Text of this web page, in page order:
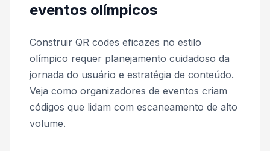
eventos olímpicos
Construir QR codes eficazes no estilo
olímpico requer planejamento cuidadoso da
jornada do usuário e estratégia de conteúdo.
Veja como organizadores de eventos criam
códigos que lidam com escaneamento de alto
volume.